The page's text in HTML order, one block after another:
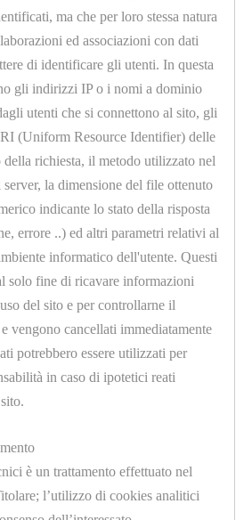
U7018.A
CILINDRICO 1/4 Ø=5mm.
U7018.B
CILINDRICO 1/4 Ø=6mm.
ma che per loro stessa natura
ed associazioni con dati
di identificare gli utenti. In questa
gli indirizzi IP o i nomi a dominio
utenti che si connettono al sito, gli
(Uniform Resource Identifier) delle
richiesta, il metodo utilizzato nel
la dimensione del file ottenuto
indicante lo stato della risposta
errore ..) ed altri parametri relativi al
informatico dell'utente. Questi
solo fine di ricavare informazioni
del sito e per controllarne il
vengono cancellati immediatamente
potrebbero essere utilizzati per
in caso di ipotetici reati
è un trattamento effettuato nel
l’utilizzo di cookies analitici